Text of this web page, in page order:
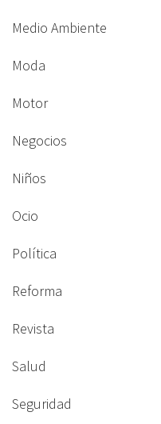
Medio Ambiente
Moda
Motor
Negocios
Niños
Ocio
Política
Reforma
Revista
Salud
Seguridad